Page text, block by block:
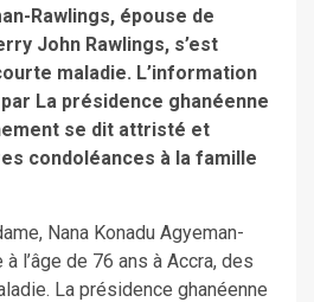
Rawlings, épouse de
John Rawlings, s’est
maladie. L’information
La présidence ghanéenne
se dit attristé et
condoléances à la famille
Nana Konadu Agyeman-
l’âge de 76 ans à Accra, des
La présidence ghanéenne